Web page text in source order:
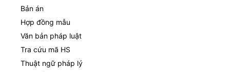
Bản án
Hợp đồng mẫu
Văn bản pháp luật
Tra cứu mã HS
Thuật ngữ pháp lý